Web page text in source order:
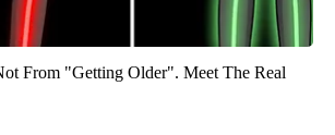
From "Getting Older". Meet The Real